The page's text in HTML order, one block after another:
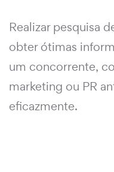
Realizar pesquisa
obter ótimas
um concorrente,
marketing ou PR
eficazmente.